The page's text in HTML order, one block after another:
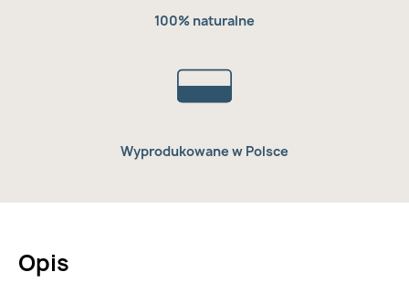
100% naturalne
Wyprodukowane w Polsce
Opis